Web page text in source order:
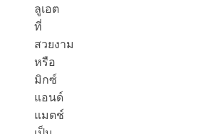
ลูเอต
ที่
สวยงาม
หรือ
มิกซ์
แอนด์
แมตช์